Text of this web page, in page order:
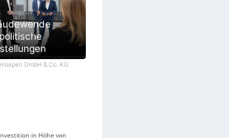
GmbH & Co. KG
in Höhe von